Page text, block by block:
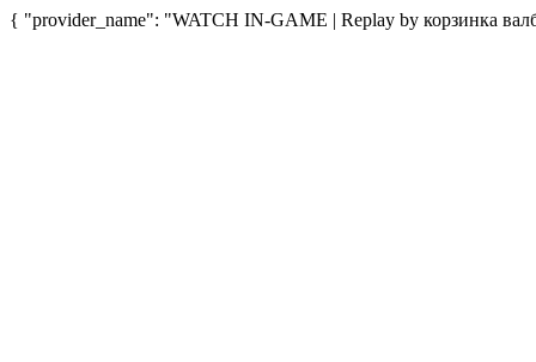
{ "provider_name": "WATCH IN-GAME | Replay by корзинка